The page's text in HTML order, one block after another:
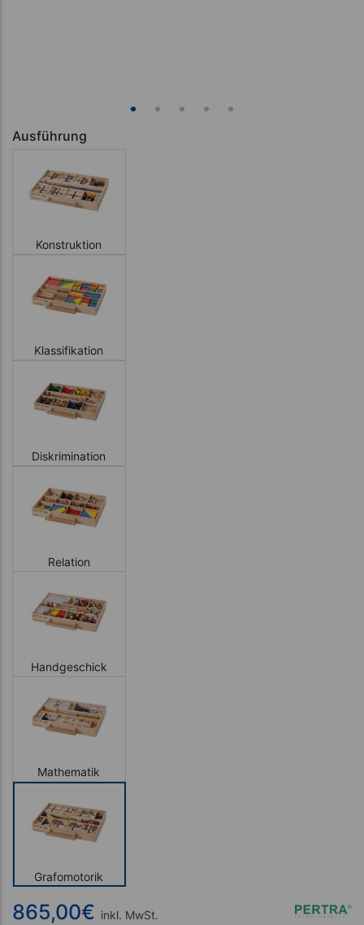
Ausführung
Konstruktion
Klassifikation
Diskrimination
Relation
Handgeschick
Mathematik
Grafomotorik
865,00€ inkl. MwSt.